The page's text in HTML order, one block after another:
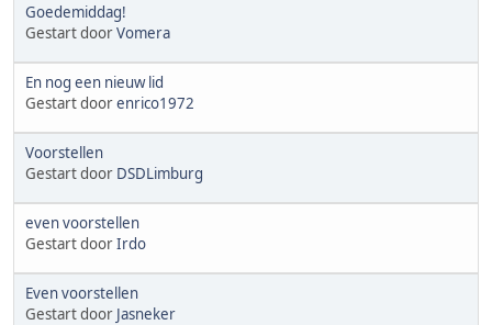
Goedemiddag!
Gestart doorVomera
En nog een nieuw lid
Gestart doorenrico1972
Voorstellen
Gestart door DSDLimburg
even voorstellen
Gestart doorIrdo
Even voorstellen
Gestart door Jasneker